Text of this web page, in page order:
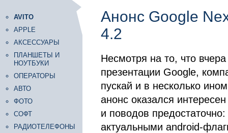
AVITO
APPLE
АКСЕССУАРЫ
ПЛАНШЕТЫ И
НОУТБУКИ
ОПЕРАТОРЫ
АВТО
ФОТО
СОФТ
РАДИОТЕЛЕФОНЫ
Анонс Google
4.2
Несмотря на то, что
презентации Google,
пускай и в несколько
анонс оказался
и поводов
актуальными android-